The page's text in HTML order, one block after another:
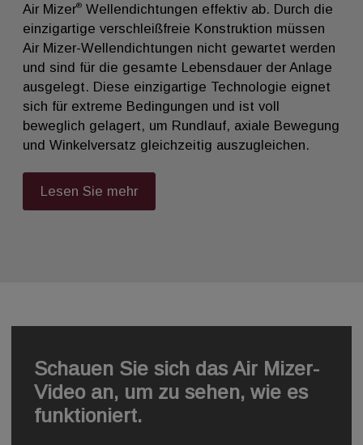
Air Mizer® Wellendichtungen effektiv ab. Durch die
einzigartige verschleißfreie Konstruktion müssen
Air Mizer-Wellendichtungen nicht gewartet werden
und sind für die gesamte Lebensdauer der Anlage
ausgelegt. Diese einzigartige Technologie eignet
sich für extreme Bedingungen und ist voll
beweglich gelagert, um Rundlauf, axiale Bewegung
und Winkelversatz gleichzeitig auszugleichen.
Lesen Sie mehr
Schauen Sie sich das Air Mizer-
Video an, um zu sehen, wie es
funktioniert.